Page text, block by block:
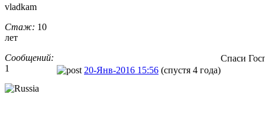
vladkam
Стаж: 10
лет
Сообщений:
1
20-Янв-2016 15:56 (спустя 4 года)
Спаси